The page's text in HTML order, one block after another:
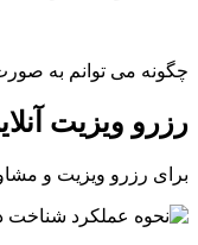
چگونه می توانم به
رزرو ویزیت
برای رزرو ویزیت و مشاوره آنلاین،